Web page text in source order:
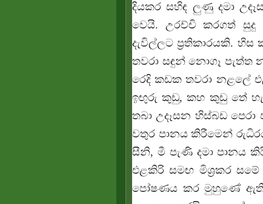
දියකර සහිඳ ලුණු දමා
වෙයි. උරච්චි කරගත් සුදු
දැවිල්ලට ප්‍රතිකාරයකි.
තවරා සඳුන් නොගෑ පැත්ත
රෙදි කඩක තවරා නළලේ
ඉඟුරු කුඩු, කහ කුඩු තේ
තබා උදෑසන හිස්බඩ
වතුර පානය කිරීමෙන්
සීනි, මී පැණි දමා පානය
එළකිරි සමඟ මිශ්‍රකර
පෝෂණය කර මුහුණේ